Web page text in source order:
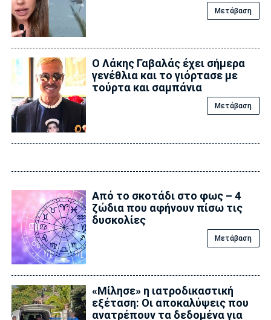
Μετάβαση
Ο Λάκης Γαβαλάς έχει σήμερα
γενέθλια και το γιόρτασε με
τούρτα και σαμπάνια
Μετάβαση
Από το σκοτάδι στο φως – 4
ζώδια που αφήνουν πίσω τις
δυσκολίες
Μετάβαση
«Μίλησε» η ιατροδικαστική
εξέταση: Οι αποκαλύψεις που
ανατρέπουν τα δεδομένα για